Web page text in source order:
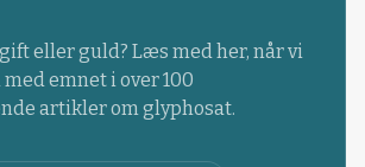
eller guld? Læs med her, når vi
emnet i over 100
artikler om glyphosat.